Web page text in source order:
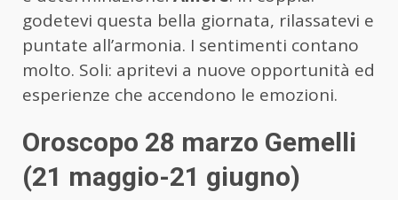
godetevi questa bella giornata, rilassatevi e
puntate all’armonia. I sentimenti contano
molto. Soli: apritevi a nuove opportunità ed
esperienze che accendono le emozioni.
Oroscopo 28 marzo Gemelli
(21 maggio-21 giugno)